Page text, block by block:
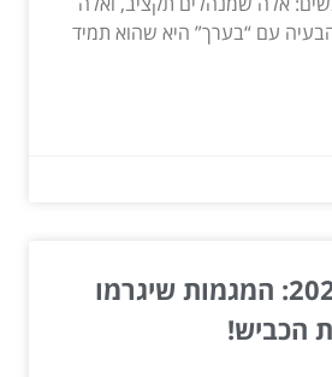
עם “בערך” היא שהוא תמיד
הגוזיות של 2025: המגמות שיגרמו
הכביש!